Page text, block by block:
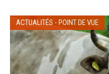
ACTUALITÉS - POINT DE VUE